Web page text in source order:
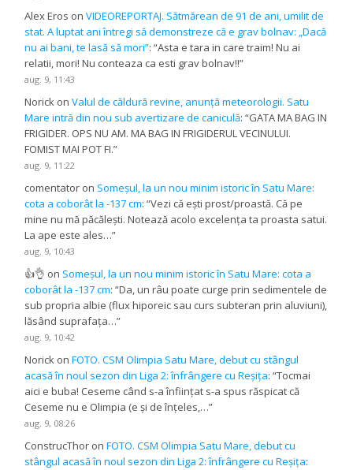
Alex Eros onVIDEOREPORTAJ. Sătmărean de 91 de ani, umilit de
stat. A luptat ani întregi să demonstreze că e grav bolnav: „Dacă
nu ai bani, te lasă să mori”: “Asta e tara in care traim! Nu ai
relatii, mori! Nu conteaza ca esti grav bolnav!!”
aug. 9, 11:43
Norick onValul de căldură revine, anunță meteorologii. Satu
Mare intră din nou sub avertizare de caniculă: “GATA MA BAG IN
FRIGIDER. OPS NU AM. MA BAG IN FRIGIDERUL VECINULUI.
FOMIST MAI POT FI.”
aug. 9, 11:22
comentator on Someșul, la un nou minim istoric în Satu Mare:
cota a coborât la -137 cm: “Vezi că ești prost/proastă. Că pe
mine nu mă păcălești. Notează acolo excelența ta proasta satui.
La ape este ales…”
aug. 9, 10:43
👍👌 on Someșul, la un nou minim istoric în Satu Mare: cota a
coborât la -137 cm: “Da, un râu poate curge prin sedimentele de
sub propria albie (flux hiporeic sau curs subteran prin aluviuni),
lăsând suprafața…”
aug. 9, 10:42
Norick onFOTO. CSM Olimpia Satu Mare, debut cu stângul
acasă în noul sezon din Liga 2: înfrângere cu Reșița: “Tocmai
aici e buba! Ceseme când s-a înființat s-a spus răspicat că
Ceseme nu e Olimpia (e și de înțeles,…”
aug. 9, 08:26
ConstrucThor onFOTO. CSM Olimpia Satu Mare, debut cu
stângul acasă în noul sezon din Liga 2: înfrângere cu Reșița: